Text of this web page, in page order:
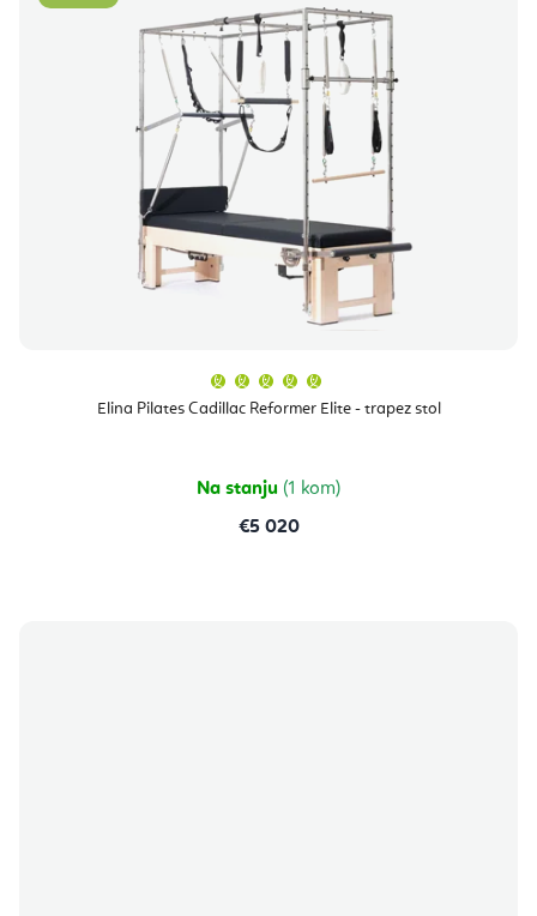
Elina Pilates Cadillac Reformer Elite - trapez stol
proizvoda
je
zvjezdica.
Na stanju (1 kom)
€5 020